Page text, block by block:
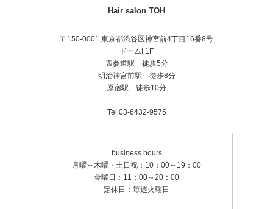
Hair salon TOH
〒150-0001 東京都渋谷区神宮前4丁目16番8号
ドームI 1F
表参道駅 徒歩5分
明治神宮前駅 徒歩8分
原宿駅 徒歩10分
Tel.03-6432-9575
business hours
月曜～木曜・土日祝：10：00～19：00
金曜日：11：00～20：00
定休日：毎週火曜日